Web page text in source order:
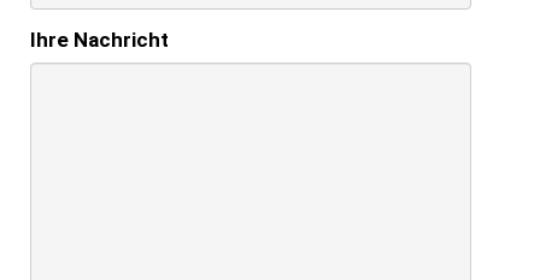
Ihre Nachricht